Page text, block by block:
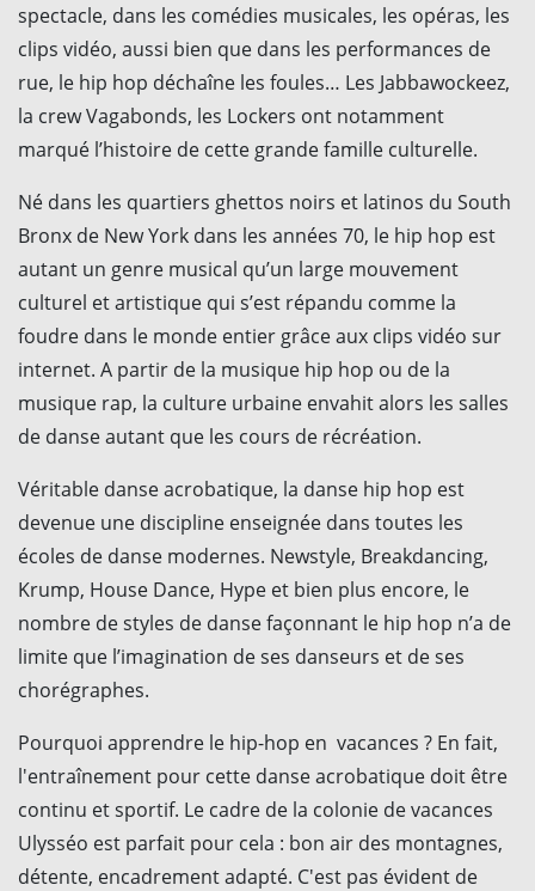
spectacle, dans les comédies musicales, les opéras, les
clips vidéo, aussi bien que dans les performances de
rue, le hip hop déchaîne les foules… Les Jabbawockeez,
la crew Vagabonds, les Lockers ont notamment
marqué l’histoire de cette grande famille culturelle.
Né dans les quartiers ghettos noirs et latinos du South
Bronx de New York dans les années 70, le hip hop est
autant un genre musical qu’un large mouvement
culturel et artistique qui s’est répandu comme la
foudre dans le monde entier grâce aux clips vidéo sur
internet. A partir de la musique hip hop ou de la
musique rap, la culture urbaine envahit alors les salles
de danse autant que les cours de récréation.
Véritable danse acrobatique, la danse hip hop est
devenue une discipline enseignée dans toutes les
écoles de danse modernes. Newstyle, Breakdancing,
Krump, House Dance, Hype et bien plus encore, le
nombre de styles de danse façonnant le hip hop n’a de
limite que l’imagination de ses danseurs et de ses
chorégraphes.
Pourquoi apprendre le hip-hop en vacances ? En fait,
l'entraînement pour cette danse acrobatique doit être
continu et sportif. Le cadre de la colonie de vacances
Ulysséo est parfait pour cela : bon air des montagnes,
détente, encadrement adapté. C'est pas évident de